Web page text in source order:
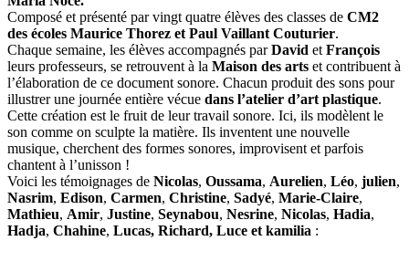
Composé et présenté par vingt quatre élèves des classes de CM2
des écoles Maurice Thorez et Paul Vaillant Couturier.
Chaque semaine, les élèves accompagnés parDavid et François
leurs professeurs, se retrouvent à la Maison des arts et contribuent à
l’élaboration de ce document sonore. Chacun produit des sons pour
illustrer une journée entière vécue dans l’atelier d’art plastique.
Cette création est le fruit de leur travail sonore. Ici, ils modèlent le
son comme on sculpte la matière. Ils inventent une nouvelle
musique, cherchent des formes sonores, improvisent et parfois
chantent à l’unisson !
Voici les témoignages de Nicolas, Oussama, Aurelien, Léo, julien,
Nasrim, Edison, Carmen, Christine, Sadyé, Marie-Claire,
Mathieu, Amir, Justine, Seynabou, Nesrine, Nicolas, Hadia,
Hadja, Chahine, Lucas, Richard, Luce et kamilia :